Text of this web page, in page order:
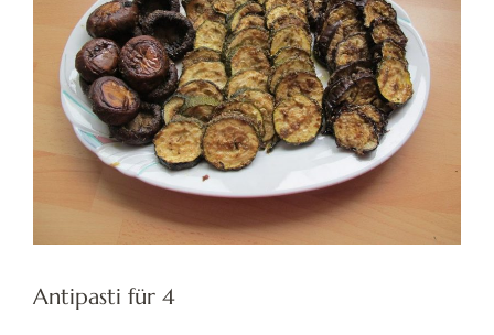
Antipasti für 4